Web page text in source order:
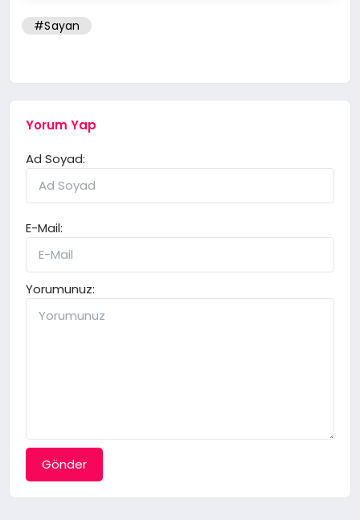
#Sayan
Yorum Yap
Ad Soyad:
E-Mail:
Yorumunuz:
Gönder